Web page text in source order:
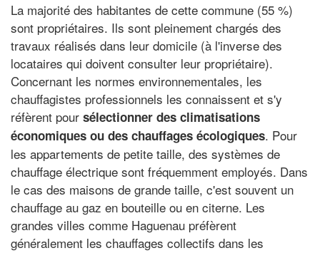
La majorité des habitantes de cette commune (55 %)
sont propriétaires. Ils sont pleinement chargés des
travaux réalisés dans leur domicile (à l'inverse des
locataires qui doivent consulter leur propriétaire).
Concernant les normes environnementales, les
chauffagistes professionnels les connaissent et s'y
réfèrent pour sélectionner des climatisations
économiques ou des chauffages écologiques. Pour
les appartements de petite taille, des systèmes de
chauffage électrique sont fréquemment employés. Dans
le cas des maisons de grande taille, c'est souvent un
chauffage au gaz en bouteille ou en citerne. Les
grandes villes comme Haguenau préfèrent
généralement les chauffages collectifs dans les